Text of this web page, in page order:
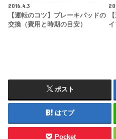
2016.4.3
【運転のコツ】ブレーキパッドの
交換（費用と時期の目安）
ポスト
はてブ
Pocket